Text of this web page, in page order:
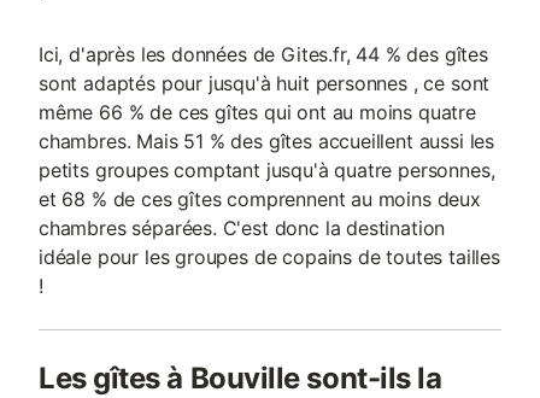
Ici, d'après les données de Gites.fr, 44 % des gîtes
sont adaptés pour jusqu'à huit personnes , ce sont
même 66 % de ces gîtes qui ont au moins quatre
chambres. Mais 51 % des gîtes accueillent aussi les
petits groupes comptant jusqu'à quatre personnes,
et 68 % de ces gîtes comprennent au moins deux
chambres séparées. C'est donc la destination
idéale pour les groupes de copains de toutes tailles
!
Les gîtes à Bouville sont-ils la